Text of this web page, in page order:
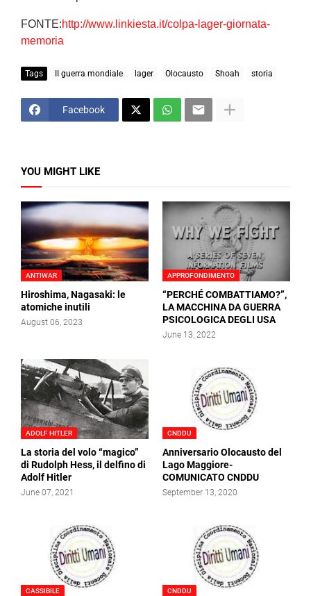
FONTE:http://www.linkiesta.it/colpa-lager-giornata-
memoria
Tags II guerra mondiale lager Olocausto Shoah storia
Facebook
YOU MIGHT LIKE
ANTIWAR
Hiroshima, Nagasaki: le
atomiche inutili
August 06, 2023
APPROFONDIMENTO
“PERCHÉ COMBATTIAMO?”,
LA MACCHINA DA GUERRA
PSICOLOGICA DEGLI USA
June 13, 2022
ADOLF HITLER
La storia del volo “magico”
di Rudolph Hess, il delfino di
Adolf Hitler
June 07, 2021
CNDDU
Anniversario Olocausto del
Lago Maggiore-
COMUNICATO CNDDU
September 13, 2020
CASSIBILE CNDDU